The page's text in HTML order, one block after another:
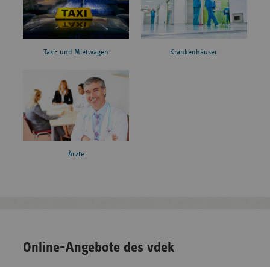
Taxi- und Mietwagen Krankenhäuser
Ärzte
Online-Angebote des vdek